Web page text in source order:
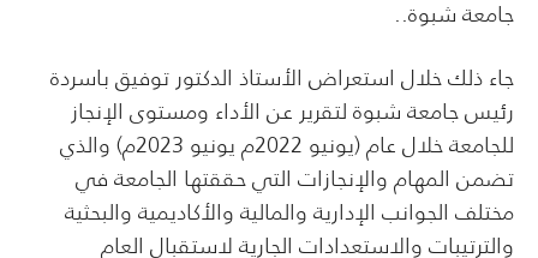
جامعة شبوة..
جاء ذلك خلال استعراض الأستاذ الدكتور توفيق باسردة
رئيس جامعة شبوة لتقرير عن الأداء ومستوى الإنجاز
للجامعة خلال عام (يونيو 2022م يونيو 2023م) والذي
تضمن المهام والإنجازات التي حققتها الجامعة في
مختلف الجوانب الإدارية والمالية والأكاديمية والبحثية
والترتيبات والاستعدادات الجارية لاستقبال العام